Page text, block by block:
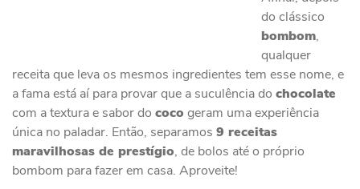
do clássico
bombom,
qualquer
receita que leva os mesmos ingredientes tem esse nome, e
a fama está aí para provar que a suculência do chocolate
com a textura e sabor do coco geram uma experiência
única no paladar. Então, separamos 9 receitas
maravilhosas de prestígio, de bolos até o próprio
bombom para fazer em casa. Aproveite!